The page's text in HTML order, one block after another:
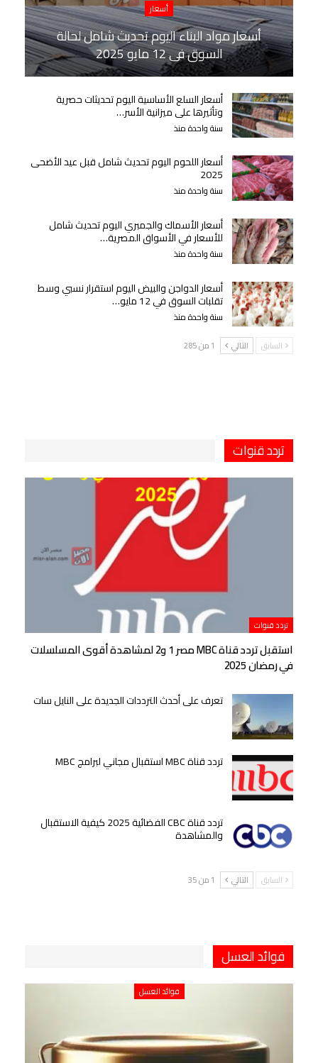
أسعار
أسعار مواد البناء اليوم تحديث شامل لحالة
السوق في 12 مايو 2025
أسعار السلع الأساسية اليوم تحديثات حصرية
وتأثيرها على ميزانية الأسر…
سنة واحدة منذ
أسعار اللحوم اليوم تحديث شامل قبل عيد الأضحى
2025
سنة واحدة منذ
أسعار الأسماك والجمبري اليوم تحديث شامل
للأسعار في الأسواق المصرية…
سنة واحدة منذ
أسعار الدواجن والبيض اليوم استقرار نسبي وسط
تقلبات السوق في 12 مايو…
سنة واحدة منذ
السابق التالي 1 من 285
تردد قنوات
تردد قنوات
استقبل تردد قناة MBC مصر 1 و2 لمشاهدة أقوى المسلسلات
في رمضان 2025
تعرف على أحدث الترددات الجديدة على النايل سات
تردد قناة MBC استقبال مجاني لبرامج MBC
تردد قناة CBC الفضائية 2025 كيفية الاستقبال
والمشاهدة
السابق التالي 1 من 35
فوائد العسل
فوائد العسل